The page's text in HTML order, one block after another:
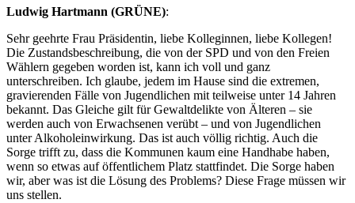
Ludwig Hartmann (GRÜNE):
Sehr geehrte Frau Präsidentin, liebe Kolleginnen, liebe Kollegen!
Die Zustandsbeschreibung, die von der SPD und von den Freien
Wählern gegeben worden ist, kann ich voll und ganz
unterschreiben. Ich glaube, jedem im Hause sind die extremen,
gravierenden Fälle von Jugendlichen mit teilweise unter 14 Jahren
bekannt. Das Gleiche gilt für Gewaltdelikte von Älteren – sie
werden auch von Erwachsenen verübt – und von Jugendlichen
unter Alkoholeinwirkung. Das ist auch völlig richtig. Auch die
Sorge trifft zu, dass die Kommunen kaum eine Handhabe haben,
wenn so etwas auf öffentlichem Platz stattfindet. Die Sorge haben
wir, aber was ist die Lösung des Problems? Diese Frage müssen wir
uns stellen.